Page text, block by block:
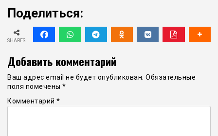
Поделиться:
SHARES
Добавить комментарий
Ваш адрес email не будет опубликован. Обязательные
поля помечены *
Комментарий *